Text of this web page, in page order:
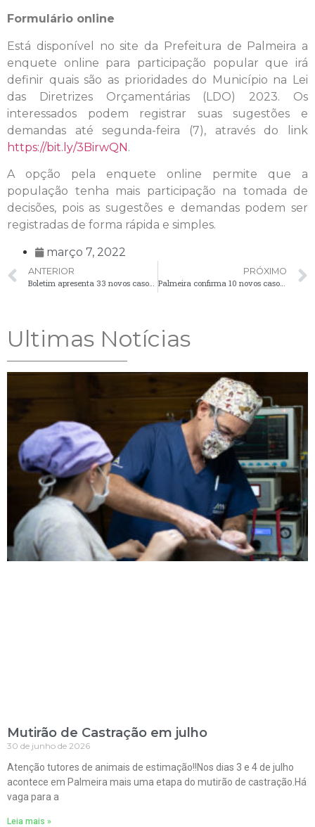
Formulário online
Está disponível no site da Prefeitura de Palmeira a
enquete online para participação popular que irá
definir quais são as prioridades do Município na Lei
das Diretrizes Orçamentárias (LDO) 2023. Os
interessados podem registrar suas sugestões e
demandas até segunda-feira (7), através do link
https://bit.ly/3BirwQN.
A opção pela enquete online permite que a
população tenha mais participação na tomada de
decisões, pois as sugestões e demandas podem ser
registradas de forma rápida e simples.
março 7, 2022
ANTERIOR
PRÓXIMO
Palmeira confirma 10 novos casos de Covid-19 nesta terça-feira (8)
Ultimas Notícias
Mutirão de Castração em julho
30 de junho de 2026
Atenção tutores de animais de estimação!!Nos dias 3 e 4 de julho
acontece em Palmeira mais uma etapa do mutirão de castração.Há
vaga para a
Leia mais »